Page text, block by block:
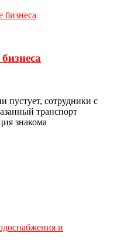
пустует, сотрудники с
транспорт
знакома